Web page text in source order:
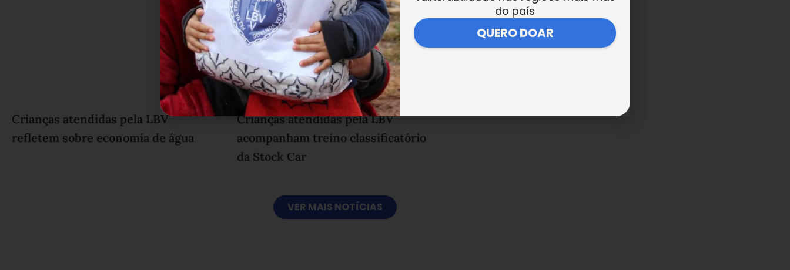
Crianças atendidas pela LBV
refletem sobre economia de água
Crianças atendidas pela LBV
acompanham treino classificatório
da Stock Car
VER MAIS NOTÍCIAS
do país
QUERO DOAR